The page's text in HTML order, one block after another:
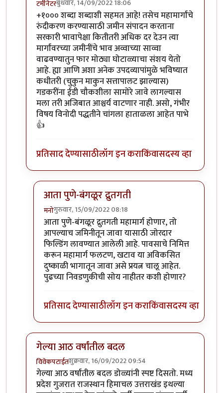
टर्मीनेटरबुधवार, 14/09/2022 18:06
In reply toहहपुवाbyस्वधर्म
+१००० शब्दा शब्दाशी सहमत आहे! तसेच महामार्गांचे
रुंदीकरण करण्यासाठी जमीन संपादन करताना
सरकारी भावापेक्षा कितीतरी अधिक दर देउन त्या
मार्गांवरच्या जमीनींचे भाव अव्वाच्या साव्वा
वाढवण्यातुन फार मोठ्या घोटाळ्याचा संशय येतो
आहे. ह्या आणि अशा अनेक उपदव्यापांमुळे भविष्यात
कधीतरी (चुकुन माकुन सत्तापालट झाल्यास)
गडकरींना ईडी चौकशीला सामोरे जावे लागल्यास
मला तरी अजिबात आश्चर्य वाटणार नाही. असो, गंभीर
विषय विनोदी पद्धतीने चांगला हाताळला आहेत पाभे
👍
प्रतिसाद देण्यासाठीलॉग इन कराकिंवासदस्य व्हा
आता पुणे-बंगळूर द्रुतगती
मनोगुरुवार, 15/09/2022 08:18
In reply to+१०००byटर्मीनेटर
आता पुणे-बंगळूर द्रुतगती महामार्ग होणार, तो
आपल्याच जमिनीतून जावा यासाठी जोरदार
फिल्डिंग लावण्यात आलेली आहे. पावसाचे निमित्त
करून महामार्ग फलटण, खटाव या अविकसित
दुष्काळी भागातून जावा असे प्रयत्न चालू आहेत.
पुढच्या निवडणुकीची सोय नाहीतर कशी होणार?
प्रतिसाद देण्यासाठीलॉग इन कराकिंवासदस्य व्हा
गेल्या आठ वर्षांतील बदल
विवेकपटाईतशुक्रवार, 16/09/2022 09:54
In reply toहहपुवाbyस्वधर्म
गेल्या आठ वर्षांतील बदल डोळ्यांनी स्पष्ट दिसतो. मध्य
प्रदेश गुजरात राजस्थान हिमाचल उत्तराखंड इथल्या